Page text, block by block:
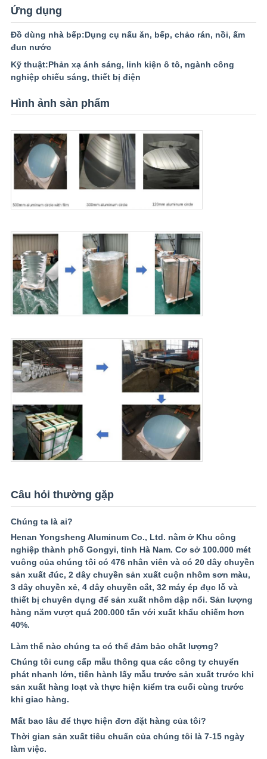
Ứng dụng
Đồ dùng nhà bếp:Dụng cụ nấu ăn, bếp, chảo rán, nồi, ấm
đun nước
Kỹ thuật:Phản xạ ánh sáng, linh kiện ô tô, ngành công
nghiệp chiếu sáng, thiết bị điện
Hình ảnh sản phẩm
Câu hỏi thường gặp
Chúng ta là ai?
Henan Yongsheng Aluminum Co., Ltd. nằm ở Khu công
nghiệp thành phố Gongyi, tỉnh Hà Nam. Cơ sở 100.000 mét
vuông của chúng tôi có 476 nhân viên và có 20 dây chuyền
sản xuất đúc, 2 dây chuyền sản xuất cuộn nhôm sơn màu,
3 dây chuyền xẻ, 4 dây chuyền cắt, 32 máy ép đục lỗ và
thiết bị chuyên dụng để sản xuất nhôm dập nổi. Sản lượng
hàng năm vượt quá 200.000 tấn với xuất khẩu chiếm hơn
40%.
Làm thế nào chúng ta có thể đảm bảo chất lượng?
Chúng tôi cung cấp mẫu thông qua các công ty chuyển
phát nhanh lớn, tiến hành lấy mẫu trước sản xuất trước khi
sản xuất hàng loạt và thực hiện kiểm tra cuối cùng trước
khi giao hàng.
Mất bao lâu để thực hiện đơn đặt hàng của tôi?
Thời gian sản xuất tiêu chuẩn của chúng tôi là 7-15 ngày
làm việc.